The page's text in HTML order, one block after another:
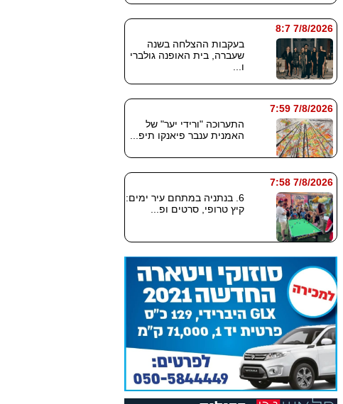
7/8/2026 8:7
בעקבות ההצלחה בשנה
שעברה, בית האופנה גולברי
ו...
7/8/2026 7:59
התערוכה "ורידי יער" של
האמנית ענבר פיאנקו תיפ...
7/8/2026 7:58
6. בנתניה במתחם עיר ימים:
קיץ טרופי, סרטים ופ...